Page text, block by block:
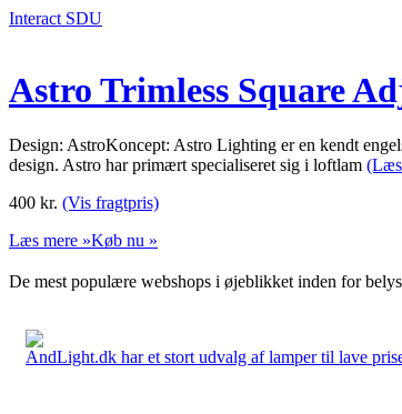
Interact SDU
Astro Trimless Square
Design: AstroKoncept: Astro Lighting er en kendt
design. Astro har primært specialiseret sig i loftlam
400 kr. (Vis fragtpris)
Læs mere »Køb nu »
De mest populære webshops i øjeblikket inden for
AndLight.dk har et stort udvalg af lamper til lave